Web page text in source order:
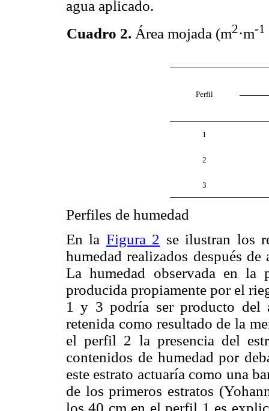
agua aplicado.
Cuadro 2. Área mojada (m2·m-1
Perfil
1
2
3
Perfiles de humedad
En la Figura 2 se ilustran los
humedad realizados después
La humedad observada en
producida propiamente por el
1 y 3 podría ser producto
retenida como resultado de la
el perfil 2 la presencia del
contenidos de humedad por
este estrato actuaría como una
de los primeros estratos
los 40 cm en el perfil 1 es